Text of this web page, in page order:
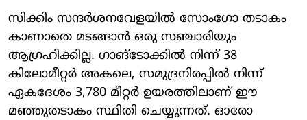
സിക്കിം സന്ദർശനവേളയിൽ സോംഗോ തടാകം
കാണാതെ മടങ്ങാൻ ഒരു സഞ്ചാരിയും
ആഗ്രഹിക്കില്ല. ഗാങ്‌ടോക്കിൽ നിന്ന് 38
കിലോമീറ്റർ അകലെ, സമുദ്രനിരപ്പിൽ നിന്ന്
ഏകദേശം 3,780 മീറ്റർ ഉയരത്തിലാണ് ഈ
മഞ്ഞുതടാകം സ്ഥിതി ചെയ്യുന്നത്. ഓരോ